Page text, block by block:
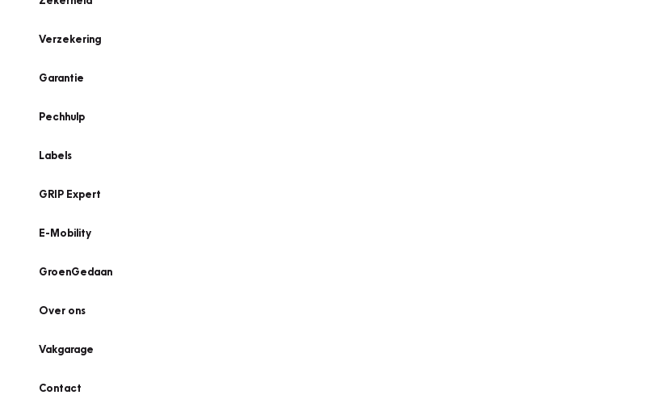
Verzekering
Garantie
Pechhulp
Labels
GRIP Expert
E-Mobility
GroenGedaan
Over ons
Vakgarage
Contact